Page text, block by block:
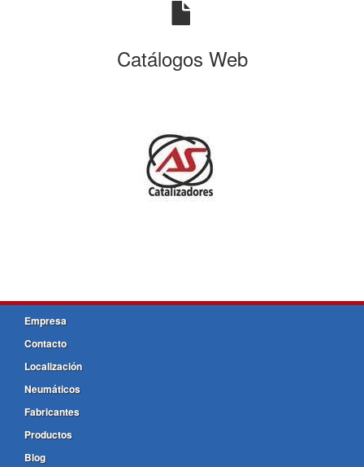
Catálogos Web
Empresa
Contacto
Localización
Neumáticos
Fabricantes
Productos
Blog